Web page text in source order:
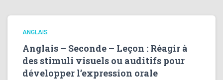
ANGLAIS
Anglais – Seconde – Leçon : Réagir à
des stimuli visuels ou auditifs pour
développer l’expression orale